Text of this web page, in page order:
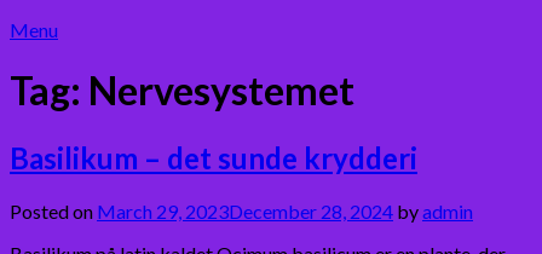
Menu
Tag: Nervesystemet
Basilikum – det sunde krydderi
Posted on March 29, 2023December 28, 2024 byadmin